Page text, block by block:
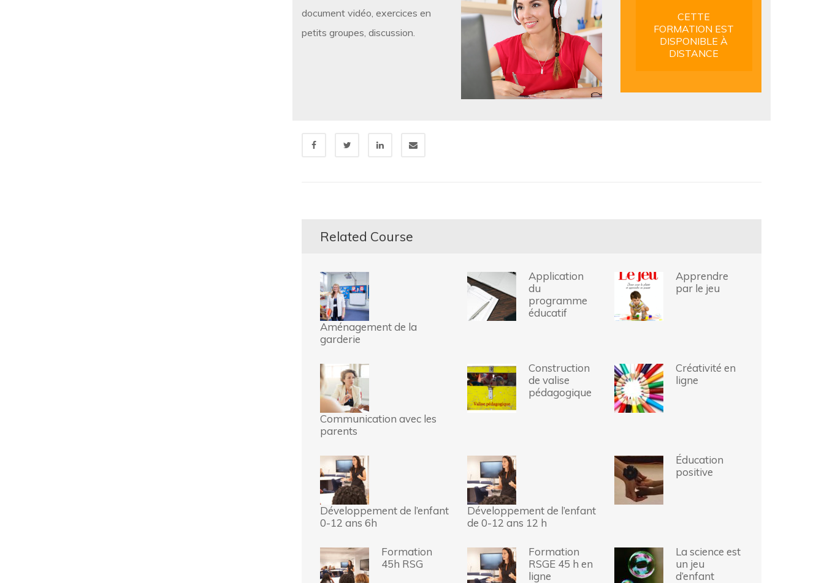
document vidéo, exercices en
petits groupes, discussion.
CETTE
FORMATION EST
DISPONIBLE À
DISTANCE
Related Course
Aménagement de la
garderie
Application
du
programme
éducatif
Apprendre
par le jeu
Communication avec les
parents
Construction
de valise
pédagogique
Créativité en
ligne
Développement de l’enfant
0-12 ans 6h
Développement de l’enfant
de 0-12 ans 12 h
Éducation
positive
Formation
45h RSG
Formation
RSGE 45 h en
ligne
La science est
un jeu
d’enfant